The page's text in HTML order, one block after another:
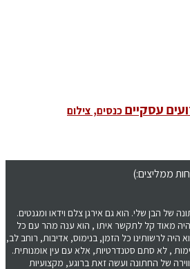
עסקייםכנסים, צילום
ממליצים:)
של הבן שלי. הוא גם אירגן צלם וידאו ומגנטים.
היה מאוד קל לתקשר איתו , הוא ענה מהר עם כל
היה לרשותינו כל הזמן, בנימוס, אדיבות, רוחב לב,
, לא סתם סטנדרטיות, אלא עם עין אומנותית.
של החתונה ועשה זאת ברוגע, מקצועיות